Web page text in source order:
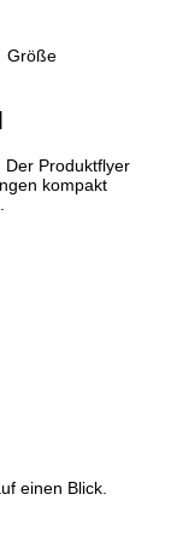
Größe
Der Produktflyer
kompakt
einen Blick.